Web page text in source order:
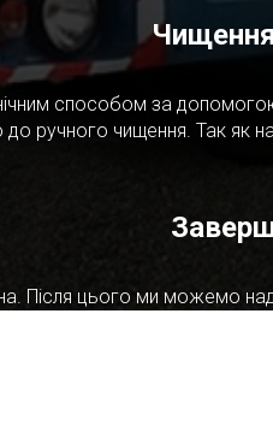
способом за
ручного чищення. Так як
Після цього ми можемо